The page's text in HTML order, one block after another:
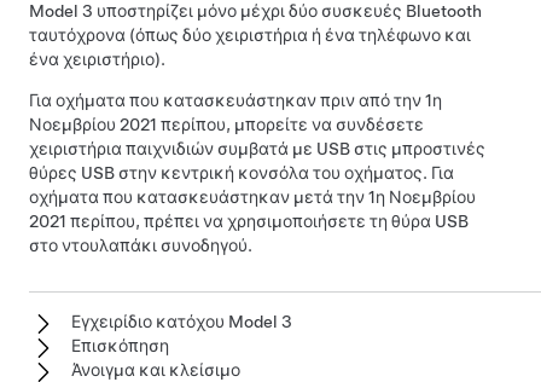
Model 3 υποστηρίζει μόνο μέχρι δύο συσκευές Bluetooth
ταυτόχρονα (όπως δύο χειριστήρια ή ένα τηλέφωνο και
ένα χειριστήριο).
Για οχήματα που κατασκευάστηκαν πριν από την 1η
Νοεμβρίου 2021 περίπου, μπορείτε να συνδέσετε
χειριστήρια παιχνιδιών συμβατά με USB στις μπροστινές
θύρες USB στην κεντρική κονσόλα του οχήματος. Για
οχήματα που κατασκευάστηκαν μετά την 1η Νοεμβρίου
2021 περίπου, πρέπει να χρησιμοποιήσετε τη θύρα USB
στο ντουλαπάκι συνοδηγού.
Εγχειρίδιο κατόχου Model 3
Επισκόπηση
Άνοιγμα και κλείσιμο